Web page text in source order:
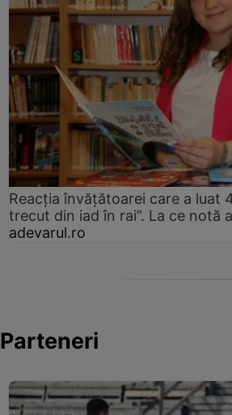
Reacția învățătoarei care a luat
trecut din iad în rai”. La ce notă
adevarul.ro
Parteneri